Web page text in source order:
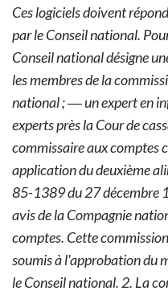
Ces logiciels doivent
par le Conseil national.
Conseil national désigne
les membres de la
national ;― un expert en
experts près la Cour de
commissaire aux comptes
application du deuxième
85-1389 du 27 décembre
avis de la Compagnie
comptes. Cette
soumis à l'approbation du
le Conseil national. 2. La